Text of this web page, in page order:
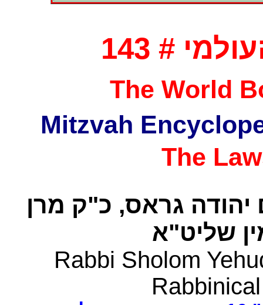
# 143
The World
The
גראס, כ"ק מרן
שליט"א
Rabbi Sholom